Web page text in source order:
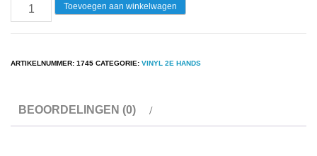
-
M.
Oceans
Of
Toevoegen aan winkelwagen
ARTIKELNUMMER: 1745 CATEGORIE: VINYL 2E HANDS
BEOORDELINGEN (0)